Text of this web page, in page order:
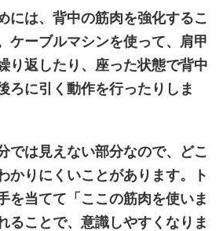
には、背中の筋肉を強化するこ
ケーブルマシンを使って、肩甲
り返したり、座った状態で背中
ろに引く動作を行ったりしま
では見えない部分なので、どこ
かりにくいことがあります。ト
を当てて「ここの筋肉を使いま
ることで、意識しやすくなりま